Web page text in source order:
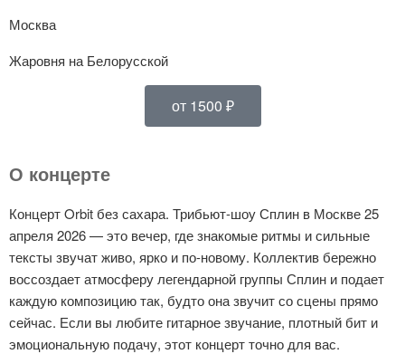
Москва
Жаровня на Белорусской
от 1500 ₽
О концерте
Концерт Orbit без сахара. Трибьют-шоу Сплин в Москве 25
апреля 2026 — это вечер, где знакомые ритмы и сильные
тексты звучат живо, ярко и по-новому. Коллектив бережно
воссоздает атмосферу легендарной группы Сплин и подает
каждую композицию так, будто она звучит со сцены прямо
сейчас. Если вы любите гитарное звучание, плотный бит и
эмоциональную подачу, этот концерт точно для вас.